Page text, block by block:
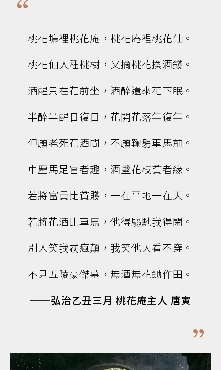
桃花塢裡桃花庵，桃花庵裡桃花仙。
桃花仙人種桃樹，又摘桃花換酒錢。
酒醒只在花前坐，酒醉還來花下眠。
半醉半醒日復日，花開花落年復年。
但願老死花酒間，不願鞠躬車馬前。
車塵馬足富者趣，酒盞花枝貧者緣。
若將富貴比貧賤，一在平地一在天。
若將花酒比車馬，他得驅馳我得閑。
別人笑我忒瘋顛，我笑他人看不穿。
不見五陵豪傑墓，無酒無花鋤作田。
──弘治乙丑三月 桃花庵主人 唐寅